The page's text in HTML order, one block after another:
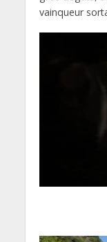
vainqueur